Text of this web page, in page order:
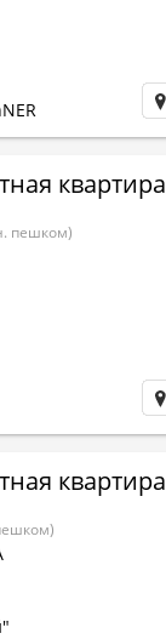
квартира
пешком)
квартира